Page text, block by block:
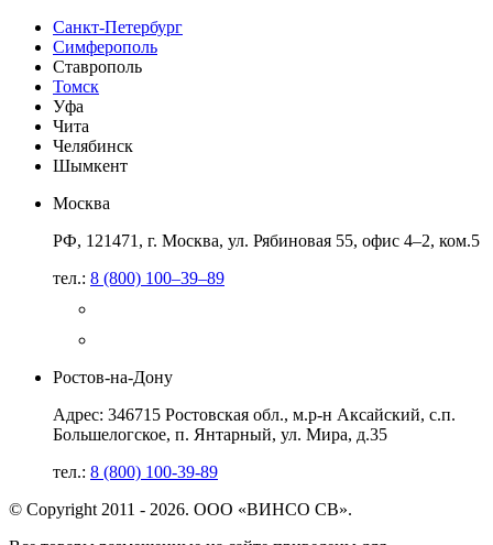
Санкт-Петербург
Симферополь
Ставрополь
Томск
Уфа
Чита
Челябинск
Шымкент
Москва
РФ, 121471, г. Москва, ул. Рябиновая 55, офис 4–2, ком.5
тел.: 8 (800) 100–39–89
Ростов-на-Дону
Адрес: 346715 Ростовская обл., м.р-н Аксайский, с.п.
Большелогское, п. Янтарный, ул. Мира, д.35
тел.: 8 (800) 100-39-89
© Copyright 2011 - 2026. ООО «ВИНСО СВ».